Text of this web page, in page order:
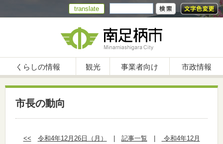
translate
くらしの情報 観光 事業者向け 市政情報
市長の動向
<< 令和4年12月26日（月） 記事一覧
令和4年12月